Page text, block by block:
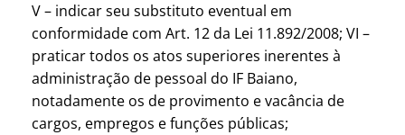
V – indicar seu substituto eventual em
conformidade com Art. 12 da Lei 11.892/2008; VI –
praticar todos os atos superiores inerentes à
administração de pessoal do IF Baiano,
notadamente os de provimento e vacância de
cargos, empregos e funções públicas;